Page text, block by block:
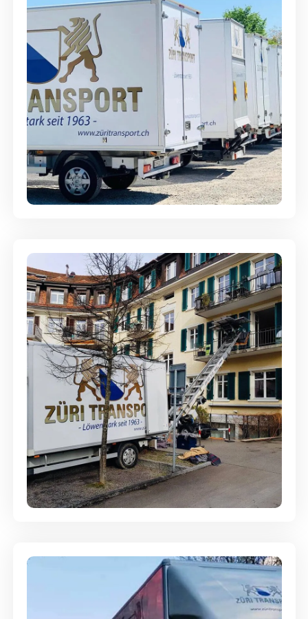
Möbellagerung - Alles sicher
aufbewahrt
Entsorgung & Räumung